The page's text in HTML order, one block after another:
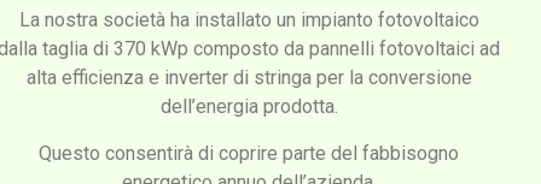
La nostra società ha installato un impianto fotovoltaico
taglia di 370 kWp composto da pannelli fotovoltaici ad
alta efficienza e inverter di stringa per la conversione
dell’energia prodotta.
Questo consentirà di coprire parte del fabbisogno